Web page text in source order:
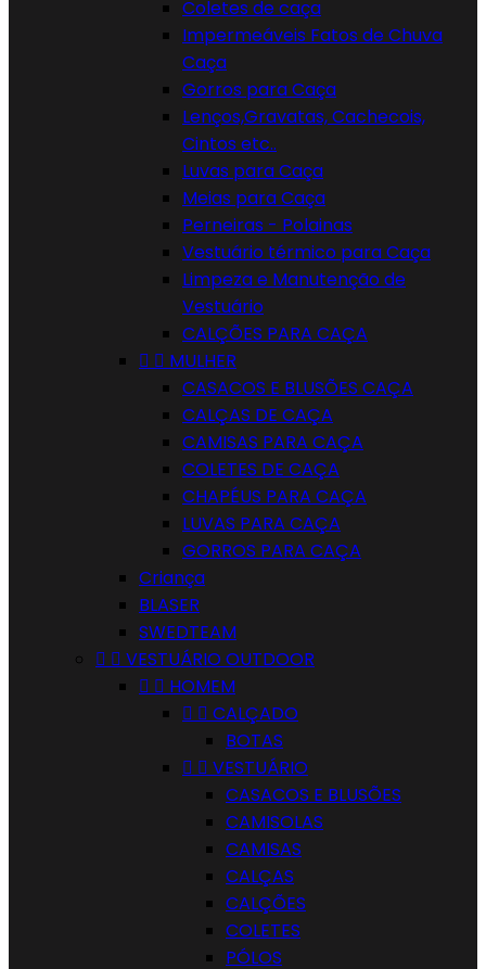
Coletes de caça
Impermeáveis Fatos de Chuva
Caça
Gorros para Caça
Lenços,Gravatas, Cachecois,
Cintos etc..
Luvas para Caça
Meias para Caça
Perneiras - Polainas
Vestuário térmico para Caça
Limpeza e Manutenção de
Vestuário
CALÇÕES PARA CAÇA
  MULHER
CASACOS E BLUSÕES CAÇA
CALÇAS DE CAÇA
CAMISAS PARA CAÇA
COLETES DE CAÇA
CHAPÉUS PARA CAÇA
LUVAS PARA CAÇA
GORROS PARA CAÇA
Criança
BLASER
SWEDTEAM
  VESTUÁRIO OUTDOOR
  HOMEM
  CALÇADO
BOTAS
  VESTUÁRIO
CASACOS E BLUSÕES
CAMISOLAS
CAMISAS
CALÇAS
CALÇÕES
COLETES
PÓLOS